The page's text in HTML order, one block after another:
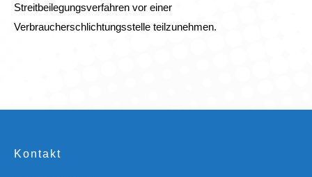
Streitbeilegungsverfahren vor einer
Verbraucherschlichtungsstelle teilzunehmen.
Kontakt